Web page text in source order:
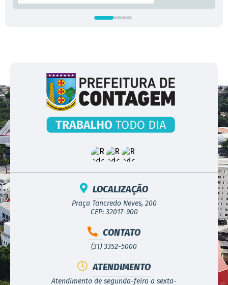
LOCALIZAÇÃO
Praça Tancredo Neves, 200
CEP: 32017-900
CONTATO
(31) 3352-5000
ATENDIMENTO
Atendimento de segunda-feira a sexta-